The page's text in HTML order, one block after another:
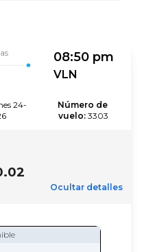
08:50 pm
VLN
24-
Número de
vuelo: 3303
Ocultar detalles